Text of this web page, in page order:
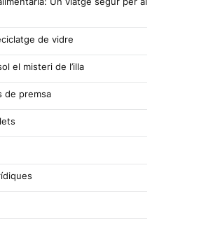
de vidre
el misteri de l’illa
de premsa